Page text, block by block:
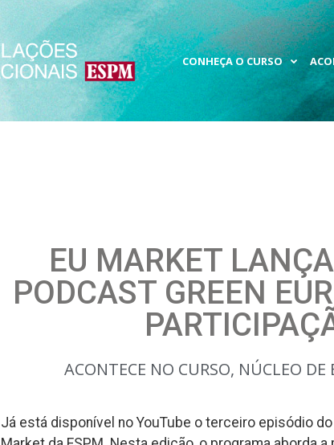
CONHEÇA O CURSO
EU MARKET
PODCAST GREEN
ACONTECE NO CURSO, NÚCLEO DE
Já está disponível no YouTube o terceiro episódio